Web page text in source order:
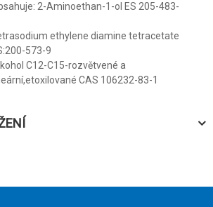
2-Aminoethan-1-ol ES 205-483-
ethylene diamine tetracetate
573-9
C12-C15-rozvětvené a
CAS 106232-83-1